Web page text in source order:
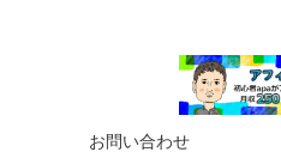
お問い合わせ